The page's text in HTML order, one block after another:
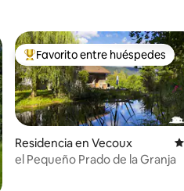
De los mejores en Favorito
Favorito entre huéspedes
Residencia en Vecoux
el Pequeño Prado de la Granja